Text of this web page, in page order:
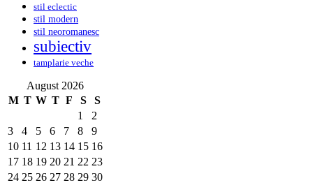
stil eclectic
stil modern
stil neoromanesc
subiectiv
tamplarie veche
August 2026
M T W T F S
S
1
2
3
4 5 6 7 8
9
10 11 12 13 14 15 16
17 18 19 20 21 22 23
24 25 26 27 28 29 30